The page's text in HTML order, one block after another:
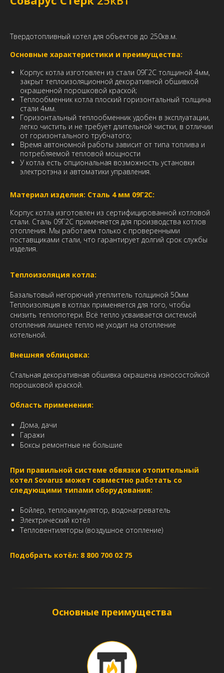
9
Видео 4 Как установить и настроить регулятор тяги на котел
10 Видео 3 Обзор комплектации котла отопления Соварус
11 Видео 2 Распаковка и обзор поддона котла Соварус Стерк.
12
Видео 1 Как мы упаковываем котлы отопления для
перевозки. Котлы Соварус.
13 Обзор возможности и опций котла Соварус Стерк
Твердотопливный котел для объектов до 250кв.м.
Основные характеристики и преимущества:
Корпус котла изготовлен из стали 09Г2С толщиной 4мм,
закрыт теплоизоляционной декоративной обшивкой
окрашенной порошковой краской;
Теплообменник котла плоский горизонтальный толщина
стали 4мм.
Горизонтальный теплообменник удобен в эксплуатации,
легко чистить и не требует длительной чистки, в отличии
от горизонтального трубчатого;
Время автономной работы зависит от типа топлива и
потребляемой тепловой мощности
У котла есть опциональная возможность установки
электротэна и автоматики управления.
Материал изделия: Сталь 4 мм 09Г2С:
Корпус котла изготовлен из сертифицированной котловой
стали. Сталь 09Г2С применяется для производства котлов
отопления. Мы работаем только с проверенными
поставщиками стали, что гарантирует долгий срок службы
изделия.
Теплоизоляция котла:
Базальтовый негорючий утеплитель толщиной 50мм
Теплоизоляция в котлах применяется для того, чтобы
снизить теплопотери. Всё тепло усваивается системой
отопления лишнее тепло не уходит на отопление
котельной.
Внешняя облицовка:
Стальная декоративная обшивка окрашена износостойкой
порошковой краской.
Область применения:
Дома, дачи
Гаражи
Боксы ремонтные не большие
При правильной системе обвязки отопительный
котел Sovarus может совместно работать со
следующими типами оборудования:
Бойлер, теплоаккумулятор, водонагреватель
Электрический котёл
Тепловентиляторы (воздушное отопление)
Подобрать котёл: 8 800 700 02 75
Основные преимущества